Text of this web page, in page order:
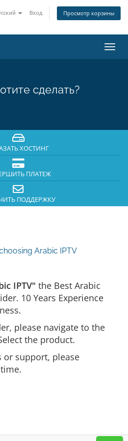
Вход Просмотр корзины
сделать?
ХОСТИНГ
ПЛАТЕЖ
ПОДДЕРЖКУ
Arabic IPTV
IPTV" the Best Arabic
10 Years Experience
please navigate to the
the product.
or support, please